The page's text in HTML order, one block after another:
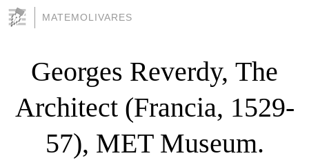
MATEMOLIVARES
Georges Reverdy, The
Architect (Francia, 1529-
57), MET Museum.